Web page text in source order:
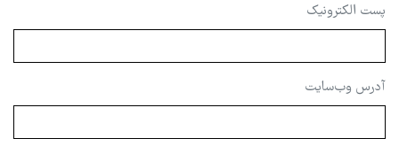
پست الکترونیک
آدرس وب‌سایت